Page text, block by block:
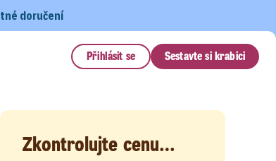
doručení
Přihlásit se Sestavte si krabici
Zkontrolujte cenu…